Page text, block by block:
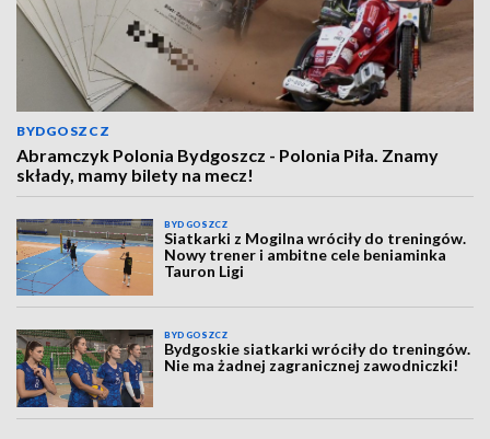
BYDGOSZCZ
Abramczyk Polonia Bydgoszcz - Polonia Piła. Znamy
składy, mamy bilety na mecz!
BYDGOSZCZ
Siatkarki z Mogilna wróciły do treningów.
Nowy trener i ambitne cele beniaminka
Tauron Ligi
BYDGOSZCZ
Bydgoskie siatkarki wróciły do treningów.
Nie ma żadnej zagranicznej zawodniczki!